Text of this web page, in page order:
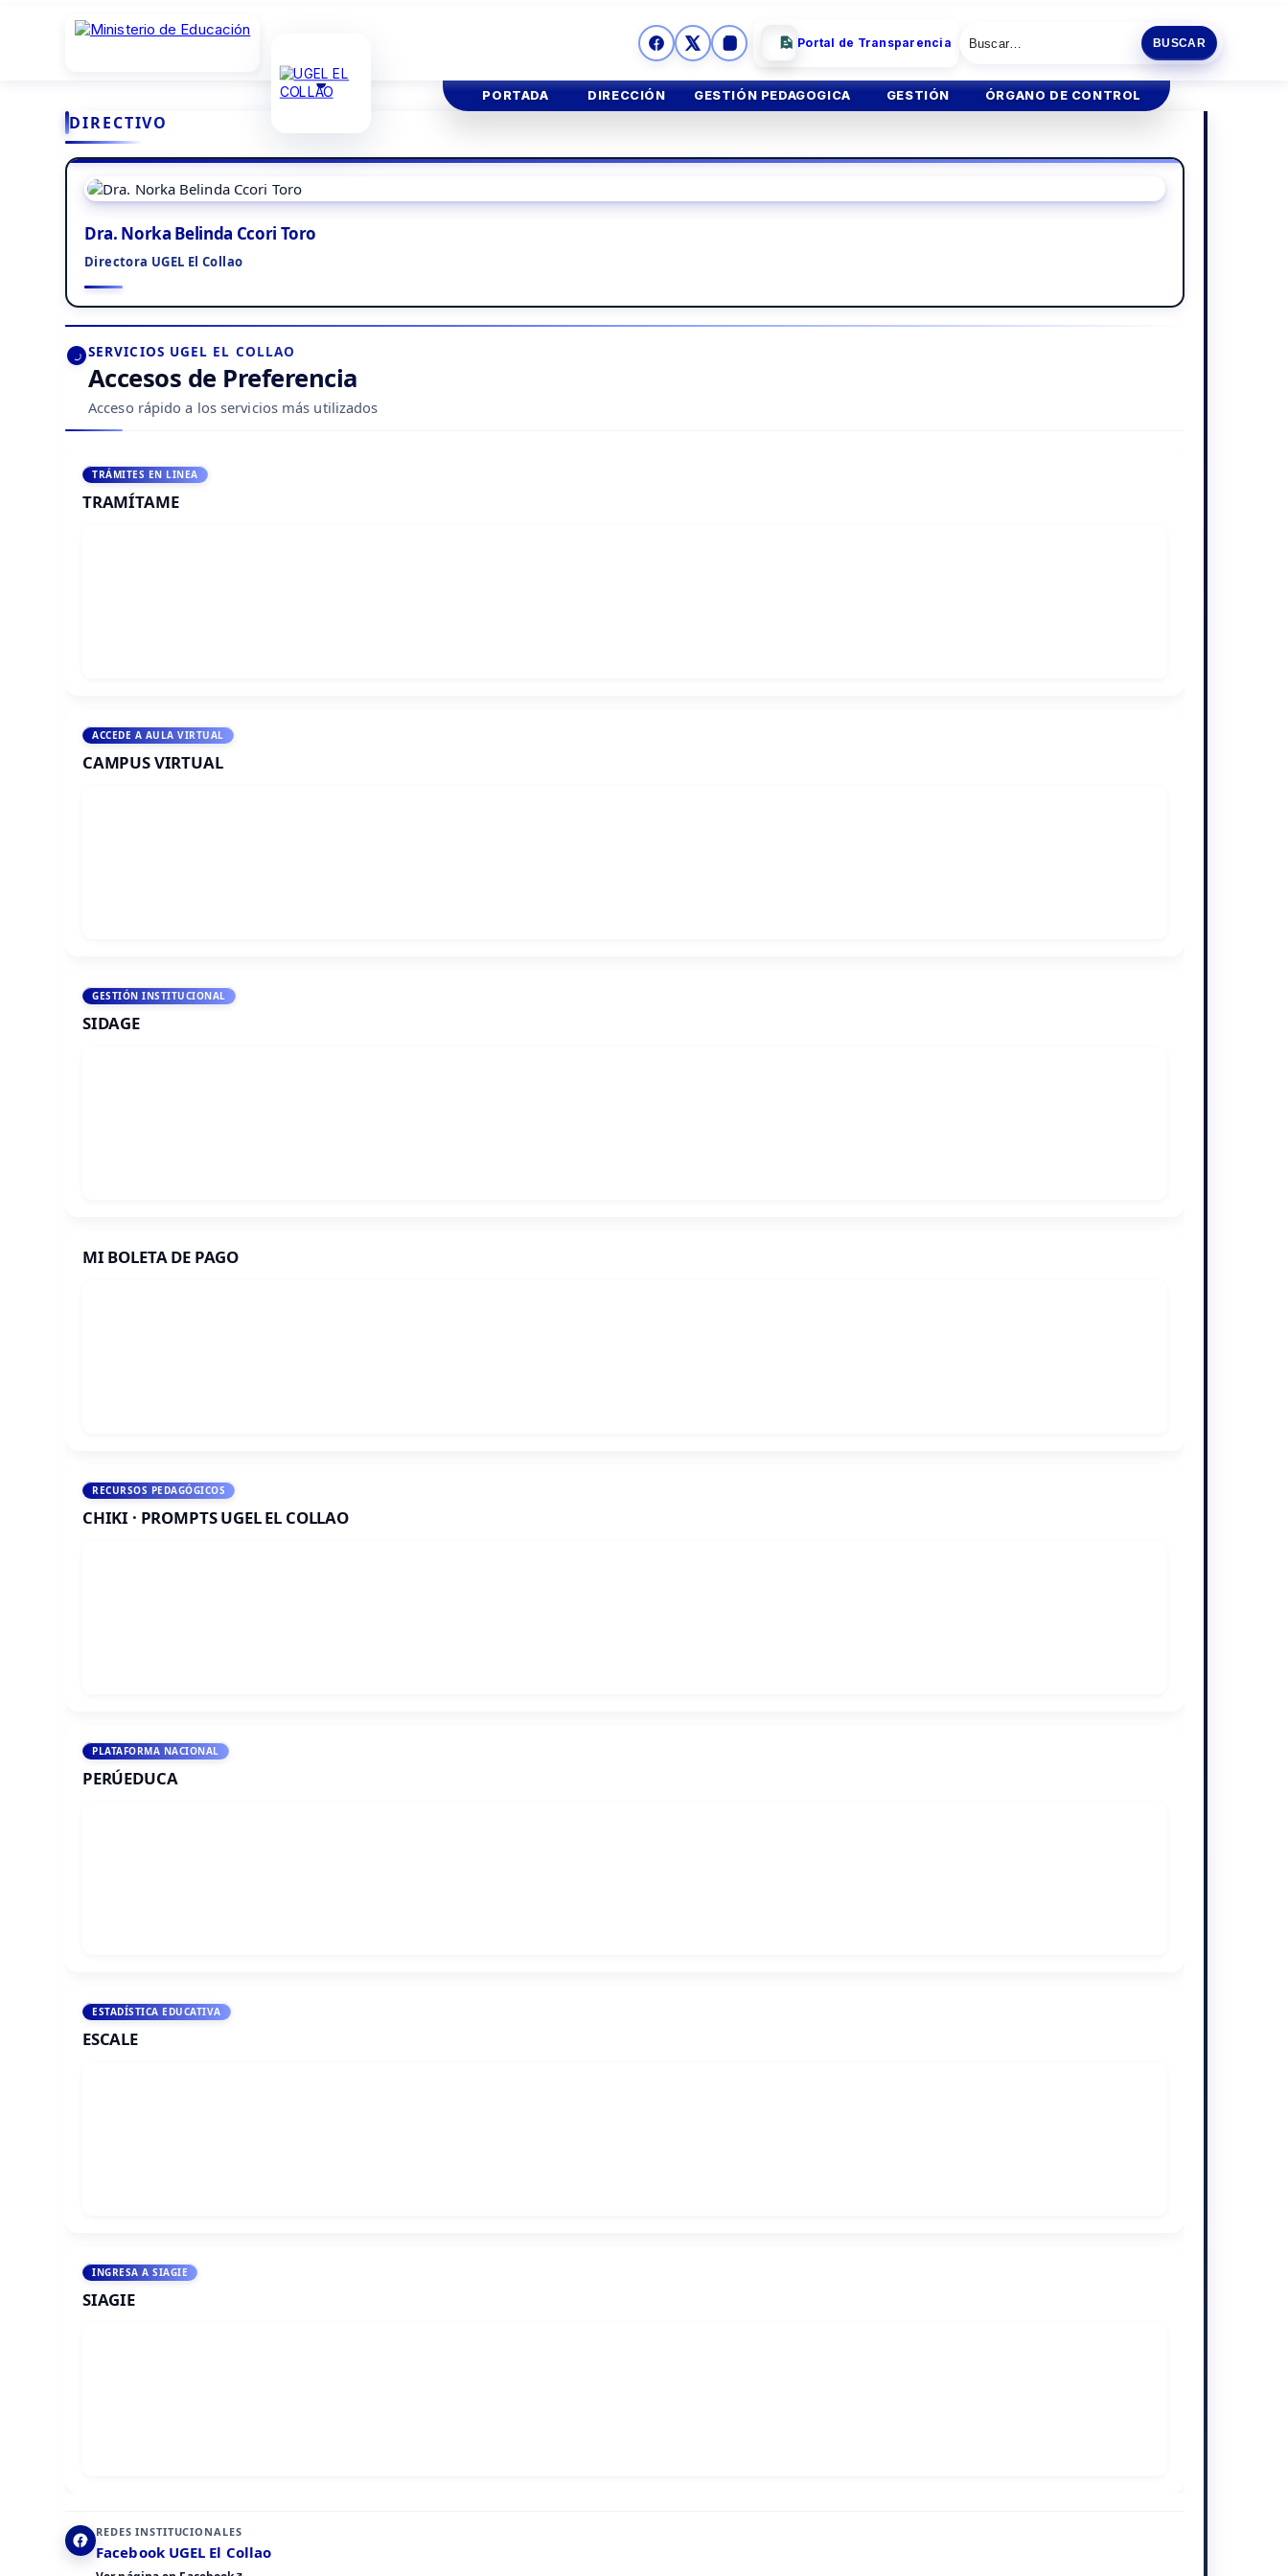
Portal de Transparencia BUSCAR
PORTADA DIRECCIÓN GESTIÓN PEDAGOGICA GESTIÓN ÓRGANO DE CONTROL
DIRECTIVO
Dra. Norka Belinda Ccori Toro
Directora UGEL El Collao
SERVICIOS UGEL EL COLLAO
Accesos de Preferencia
Acceso rápido a los servicios más utilizados
TRÁMITES EN LINEA
TRAMÍTAME
ACCEDE A AULA VIRTUAL
CAMPUS VIRTUAL
GESTIÓN INSTITUCIONAL
SIDAGE
MI BOLETA DE PAGO
RECURSOS PEDAGÓGICOS
CHIKI · PROMPTS UGEL EL COLLAO
PLATAFORMA NACIONAL
PERÚEDUCA
ESTADÍSTICA EDUCATIVA
ESCALE
INGRESA A SIAGIE
SIAGIE
REDES INSTITUCIONALES
Facebook UGEL El Collao